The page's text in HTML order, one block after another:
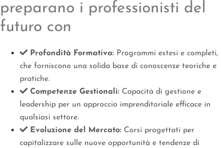
preparano i professionisti del
futuro con
Profondità Formativa: Programmi estesi e completi,
che forniscono una solida base di conoscenze teoriche e
pratiche.
Competenze Gestionali: Capacità di gestione e
leadership per un approccio imprenditoriale efficace in
qualsiasi settore.
Evoluzione del Mercato: Corsi progettati per
capitalizzare sulle nuove opportunità e tendenze di